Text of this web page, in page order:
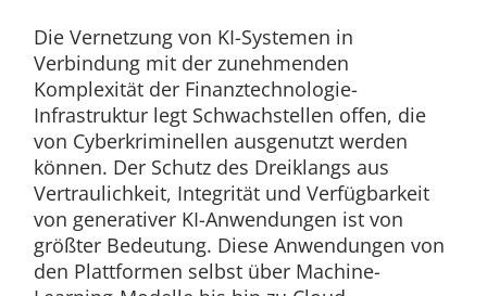
Die Vernetzung von KI-Systemen in
Verbindung mit der zunehmenden
Komplexität der Finanztechnologie-
Infrastruktur legt Schwachstellen offen, die
von Cyberkriminellen ausgenutzt werden
können. Der Schutz des Dreiklangs aus
Vertraulichkeit, Integrität und Verfügbarkeit
von generativer KI-Anwendungen ist von
größter Bedeutung. Diese Anwendungen von
den Plattformen selbst über Machine-